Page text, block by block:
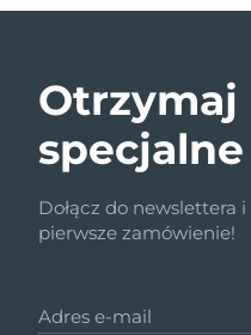
specjalne
Dołącz do newslettera
pierwsze zamówienie!
Adres e-mail